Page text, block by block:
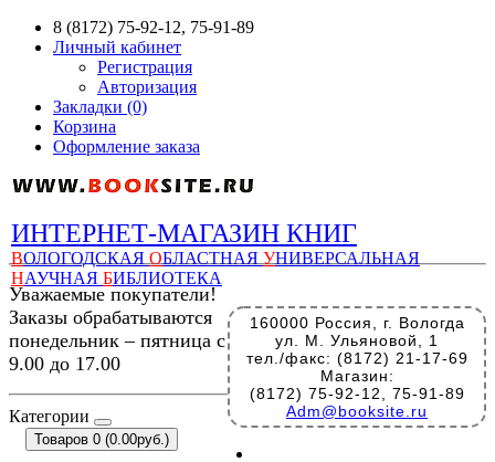
8 (8172) 75-92-12, 75-91-89
Личный кабинет
Регистрация
Авторизация
Закладки (0)
Корзина
Оформление заказа
ИНТЕРНЕТ-МАГАЗИН КНИГ
ВОЛОГОДСКАЯ ОБЛАСТНАЯ УНИВЕРСАЛЬНАЯ
НАУЧНАЯ БИБЛИОТЕКА
160000 Россия, г. Вологда
ул. М. Ульяновой, 1
тел./факс: (8172) 21-17-69
Магазин:
(8172) 75-92-12, 75-91-89
Adm@booksite.ru
Уважаемые покупатели!
Заказы обрабатываются
понедельник – пятница с
9.00 до 17.00
Категории
Товаров 0 (0.00руб.)